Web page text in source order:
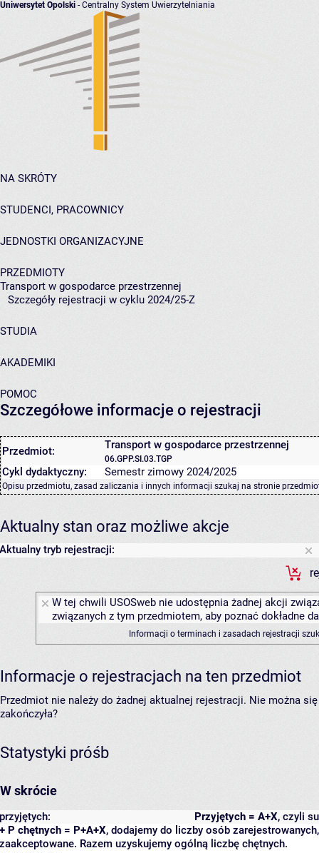
Uniwersytet Opolski - Centralny System Uwierzytelniania
NA SKRÓTY
STUDENCI, PRACOWNICY
JEDNOSTKI ORGANIZACYJNE
PRZEDMIOTY
Transport w gospodarce przestrzennej
Szczegóły rejestracji w cyklu 2024/25-Z
STUDIA
AKADEMIKI
POMOC
Szczegółowe informacje o rejestracji
Przedmiot: Transport w gospodarce przestrzennej
06.GPP.SI.03.TGP
Cykl dydaktyczny: Semestr zimowy 2024/2025
Opisu przedmiotu, zasad zaliczania i innych informacji szukaj na stronie
Aktualny stan oraz możliwe akcje
Aktualny tryb rejestracji:
W tej chwili USOSweb nie udostępnia żadnej akcji
związanych z tym przedmiotem, aby poznać dokładne
Informacji o terminach i zasadach rejestracji
Informacje o rejestracjach na ten przedmiot
Przedmiot nie należy do żadnej aktualnej rejestracji. Nie można
zakończyła?
Statystyki próśb
W skrócie
Przyjętych = A+X, czyli
przyjętych:
+ P chętnych = P+A+X, dodajemy do liczby osób
zaakceptowane. Razem uzyskujemy ogólną liczbę chętnych.